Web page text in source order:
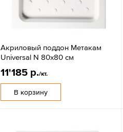
Акриловый поддон Метакам
Universal N 80х80 см
11'185 р./кт.
В корзину